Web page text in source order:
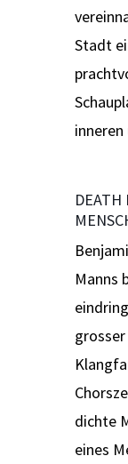
Stadt
DEATH
Manns
dichte
eines